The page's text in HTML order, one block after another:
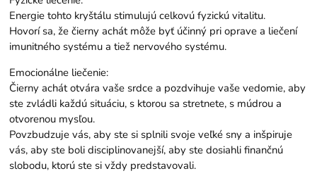
Energie tohto kryštálu stimulujú celkovú fyzickú vitalitu.
Hovorí sa, že čierny achát môže byť účinný pri oprave a liečení
imunitného systému a tiež nervového systému.
Emocionálne liečenie:
Čierny achát otvára vaše srdce a pozdvihuje vaše vedomie, aby
ste zvládli každú situáciu, s ktorou sa stretnete, s múdrou a
otvorenou mysľou.
Povzbudzuje vás, aby ste si splnili svoje veľké sny a inšpiruje
vás, aby ste boli disciplinovanejší, aby ste dosiahli finančnú
slobodu, ktorú ste si vždy predstavovali.